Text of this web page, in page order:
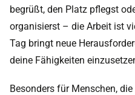
begrüßt, den Platz pflegst
organisierst – die Arbeit ist
Tag bringt neue
deine Fähigkeiten
Besonders für Menschen,